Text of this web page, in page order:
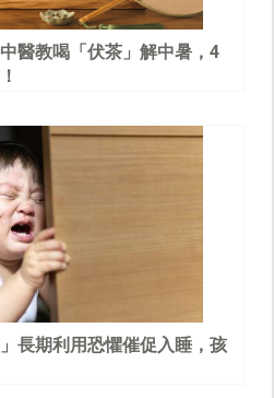
醫教喝「伏茶」解中暑，4
長期利用恐懼催促入睡，孩